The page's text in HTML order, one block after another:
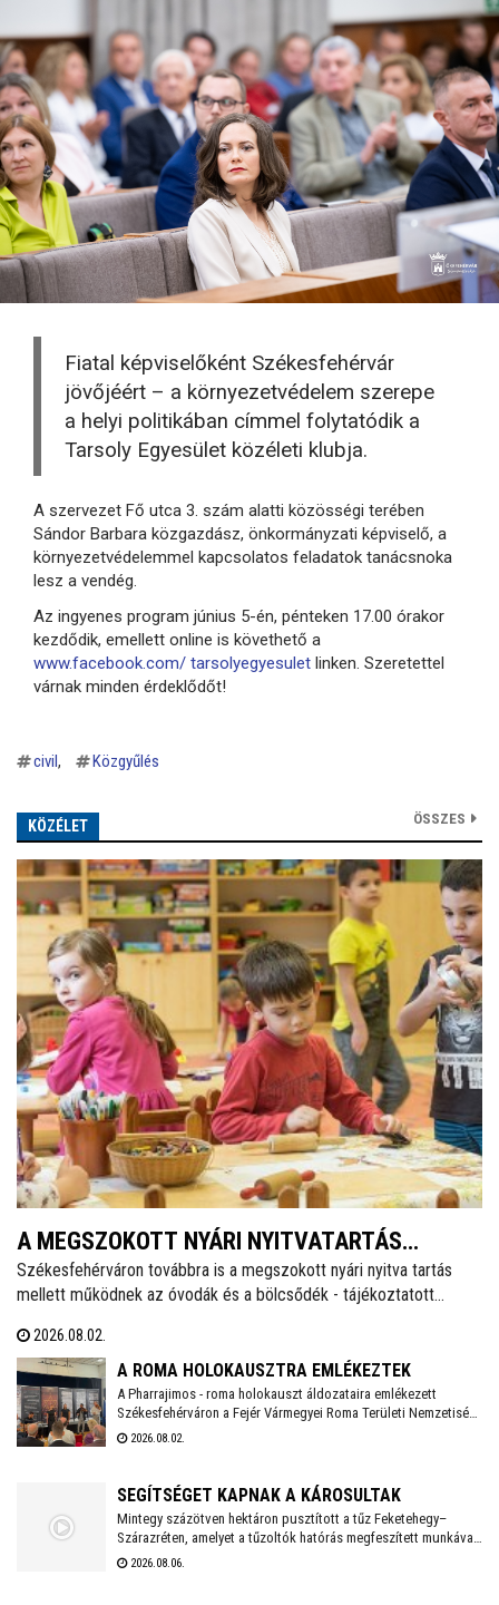
Fiatal képviselőként Székesfehérvár
jövőjéért – a környezetvédelem szerepe
a helyi politikában címmel folytatódik a
Tarsoly Egyesület közéleti klubja.
A szervezet Fő utca 3. szám alatti közösségi terében
Sándor Barbara közgazdász, önkormányzati képviselő, a
környezetvédelemmel kapcsolatos feladatok tanácsnoka
lesz a vendég.
Az ingyenes program június 5-én, pénteken 17.00 órakor
kezdődik, emellett online is követhető a
www.facebook.com/ tarsolyegyesulet linken. Szeretettel
várnak minden érdeklődőt!
civil Közgyűlés
KÖZÉLET ÖSSZES
A MEGSZOKOTT NYÁRI NYITVATARTÁS
MELLETT MŰKÖDNEK A FEHÉRVÁRI ÓVODÁK
ÉS BÖLCSŐDÉK
Székesfehérváron továbbra is a megszokott nyári nyitva tartás
mellett működnek az óvodák és a bölcsődék - tájékoztatott
megszokott nyári nyitva tartással fogadják a piciket a bölcsődék
és az óvodák!
2026.08.02.
A ROMA HOLOKAUSZTRA EMLÉKEZTEK
A Pharrajimos - roma holokauszt áldozataira emlékezett
Székesfehérváron a Fejér Vármegyei Roma Területi Nemzetiségi
Önkormányzat, ahova az egész vármegyéből érkeztek
múlt fájdalmát a Romano Glaszo közreműködésével.
2026.08.02.
SEGÍTSÉGET KAPNAK A KÁROSULTAK
Mintegy százötven hektáron pusztított a tűz Feketehegy–
Szárazréten, amelyet a tűzoltók hatórás megfeszített munkával
fékeztek meg. Az önkormányzat megkezdte a károsultak
2026.08.06.